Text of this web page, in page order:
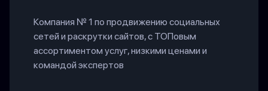
Компания № 1 по продвижению социальных
сетей и раскрутки сайтов, с ТОПовым
ассортиментом услуг, низкими ценами и
командой экспертов